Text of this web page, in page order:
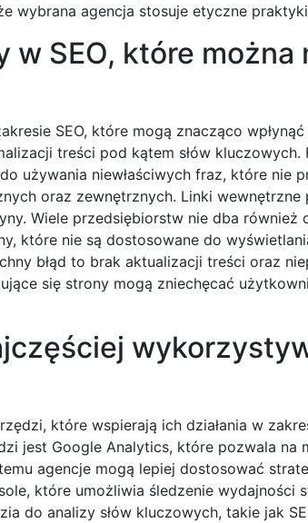
wybrana agencja stosuje etyczne
w SEO, które
SEO, które mogą znacząco
treści pod kątem słów kluczowych.
używania niewłaściwych fraz, które nie
oraz zewnętrznych. Linki
Wiele przedsiębiorstw nie dba również
które nie są dostosowane do
błąd to brak aktualizacji treści oraz
się strony mogą zniechęcać
które wspierają ich działania w
jest Google Analytics, które pozwala na
agencje mogą lepiej dostosować
które umożliwia śledzenie wydajności
do analizy słów kluczowych, takie jak